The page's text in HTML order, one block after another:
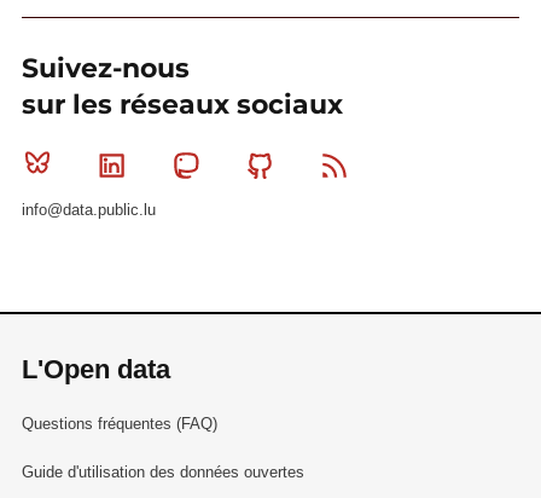
Suivez-nous
sur les réseaux sociaux
Bluesky Linkedin MastodonGithub
info@data.public.lu
L'Open data
Questions fréquentes (FAQ)
Guide d'utilisation des données ouvertes